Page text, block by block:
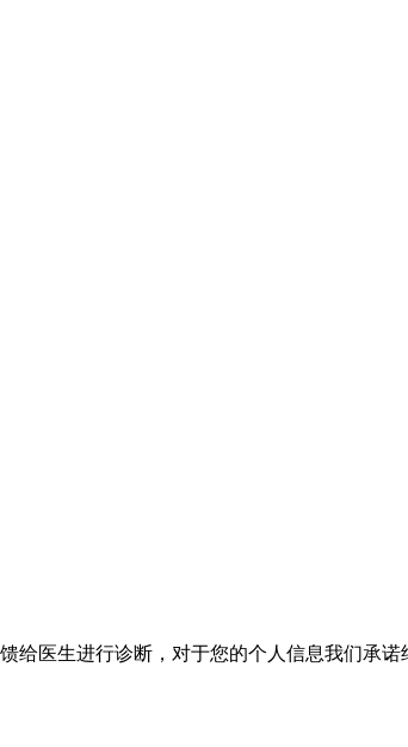
给医生进行诊断，对于您的个人信息我们承诺